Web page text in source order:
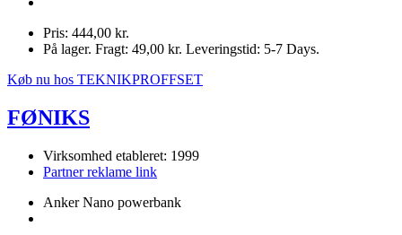
Pris: 444,00 kr.
På lager. Fragt: 49,00 kr. Leveringstid: 5-7 Days.
Køb nu hos TEKNIKPROFFSET
FØNIKS
Virksomhed etableret: 1999
Partner reklame link
Anker Nano powerbank